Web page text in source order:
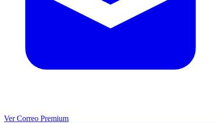
Ver Correo Premium